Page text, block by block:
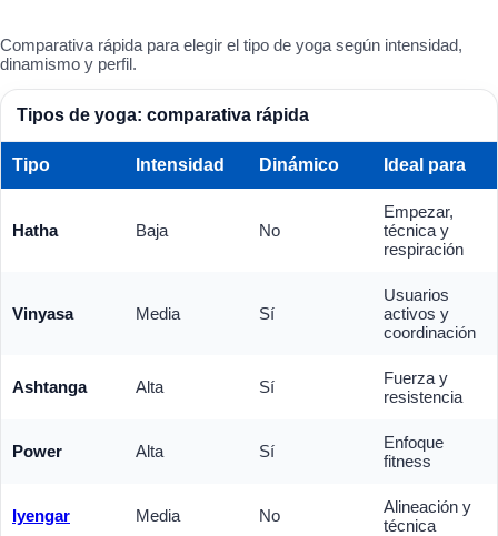
Comparativa rápida para elegir el tipo de yoga según intensidad,
dinamismo y perfil.
Tipos de yoga: comparativa rápida
Tipo Intensidad Dinámico Ideal para
Hatha Baja No
Empezar,
técnica y
respiración
Vinyasa Media Sí
Usuarios
activos y
coordinación
Ashtanga Alta Sí
Fuerza y
resistencia
Power Alta Sí
Enfoque
fitness
Iyengar Media No
Alineación y
técnica